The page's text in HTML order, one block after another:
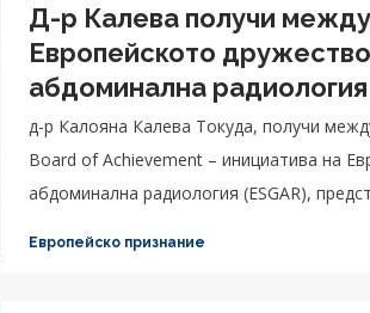
Д-р Калева получи
Европейското
абдоминална радиология
д-р Калояна Калева Токуда, получи
Board of Achievement – инициатива на
абдоминална радиология (ESGAR),
Европейско признание